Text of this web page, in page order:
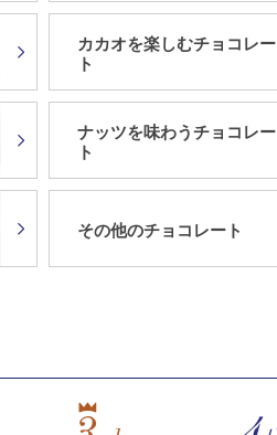
カカオを楽しむチョコレー
ト
ナッツを味わうチョコレー
ト
その他のチョコレート